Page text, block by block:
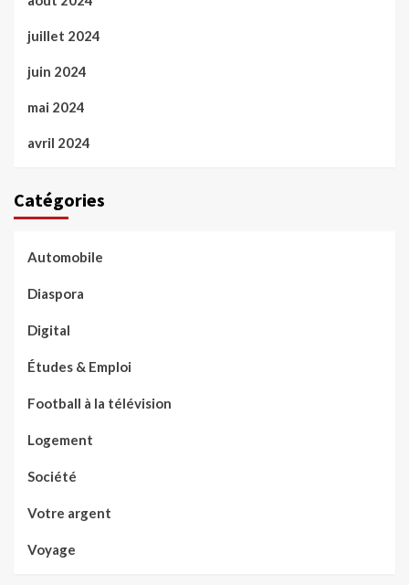
juillet 2024
juin 2024
mai 2024
avril 2024
Catégories
Automobile
Diaspora
Digital
Études & Emploi
Football à la télévision
Logement
Société
Votre argent
Voyage